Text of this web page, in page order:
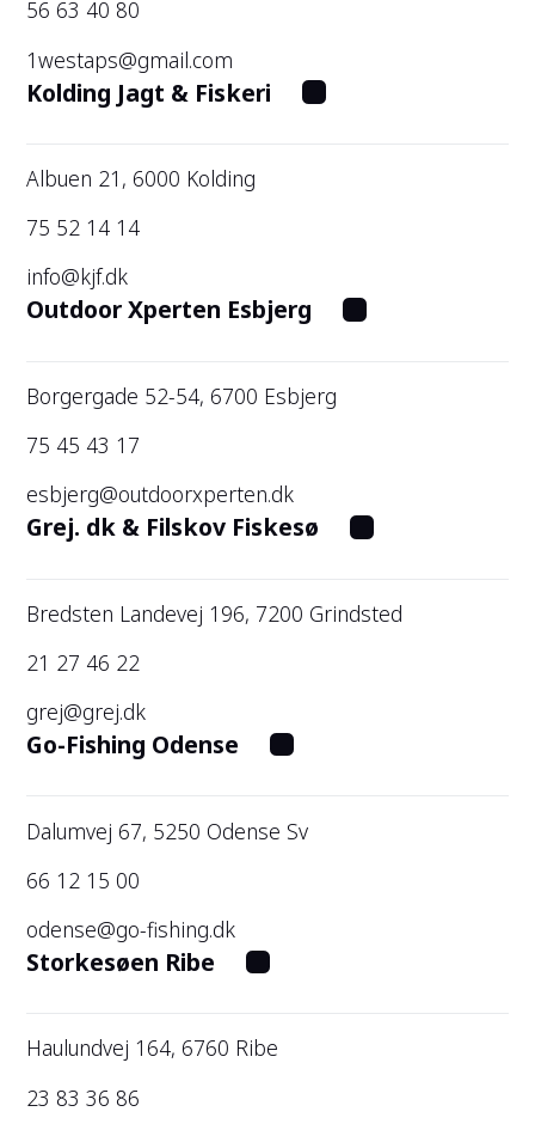
56 63 40 80
1westaps@gmail.com
Kolding Jagt & Fiskeri
Albuen 21, 6000 Kolding
75 52 14 14
info@kjf.dk
Outdoor Xperten Esbjerg
Borgergade 52-54, 6700 Esbjerg
75 45 43 17
esbjerg@outdoorxperten.dk
Grej. dk & Filskov Fiskesø
Bredsten Landevej 196, 7200 Grindsted
21 27 46 22
grej@grej.dk
Go-Fishing Odense
Dalumvej 67, 5250 Odense Sv
66 12 15 00
odense@go-fishing.dk
Storkesøen Ribe
Haulundvej 164, 6760 Ribe
23 83 36 86